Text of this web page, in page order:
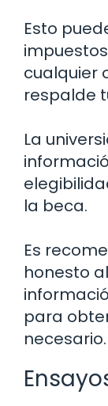
Esto
cualquier
respalde
La
la beca.
Es
honesto
para
necesario.